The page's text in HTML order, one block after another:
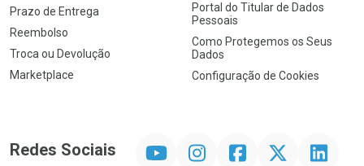
Prazo de Entrega
Reembolso
Troca ou Devolução
Marketplace
Portal do Titular de Dados
Pessoais
Como Protegemos os Seus
Dados
Configuração de Cookies
Redes Sociais InstagramFacebookTwitter Linkedin